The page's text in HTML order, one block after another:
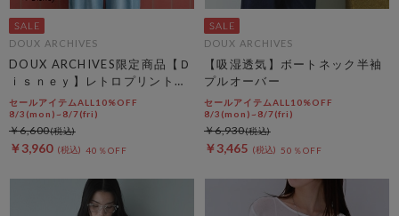
DOUX ARCHIVES
DOUX ARCHIVES限定商品【Ｄ
ｉｓｎｅｙ】レトロプリントＴ
ｅｅ
セールアイテムALL10%OFF
8/3(mon)~8/7(fri)
￥3,960 40％OFF
￥6,600
DOUX ARCHIVES
【吸湿透気】ボートネック半袖
プルオーバー
セールアイテムALL10%OFF
8/3(mon)~8/7(fri)
￥3,465 50％OFF
￥6,930